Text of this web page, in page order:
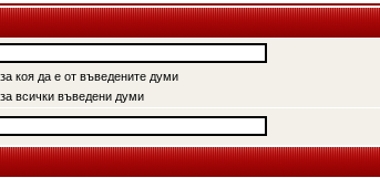
коя да е от въведените думи
всички въведени думи